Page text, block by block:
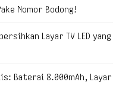
Nomor Bodong!
Layar TV LED yang
Baterai 8.000mAh, Layar